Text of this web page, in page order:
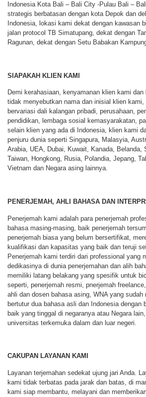
Indonesia Kota Bali – Bali City -Pulau Bali –
strategis berbatasan dengan kota Depok dan
Indonesia, lokasi kami dekat dengan kawasan
jalan protocol TB Simatupang, dekat dengan
Ragunan, dekat dengan Setu Babakan
SIAPAKAH KLIEN KAMI
Demi kerahasiaan, kenyamanan klien kami
tidak menyebutkan nama dan inisial klien
bervariasi dali kalangan pribadi, perusahaan,
pendidikan, lembaga sosial kemasyarakatan,
selain klien yang ada di Indonesia, klien kami
penjuru dunia seperti Singapura, Malasyia,
Arabia, UEA, Dubai, Kuwait, Kanada, Belanda,
Taiwan, Hongkong, Rusia, Polandia, Jepang,
Vietnam dan Negara asing lainnya.
PENERJEMAH, AHLI BAHASA DAN
Penerjemah kami adalah para penerjemah
bahasa masing-masing, baik penerjemah
penerjemah biasa yang belum bersertifikat,
kualifikasi dan kapasitas yang baik dan teruji
Penerjemah kami terdiri dari professional yang
dedikasinya di dunia penerjemahan dan alih
memiliki latang belakang yang spesifik untuk
seperti, penerjemah resmi, pnerjemah
ahli dan dosen bahasa asing, WNA yang sudah
bertutur dua bahasa asli dan Indonesia dengan
baik yang tinggal di negaranya atau Negara
universitas terkemuka dalam dan luar negeri.
CAKUPAN LAYANAN KAMI
Layanan terjemahan sedekat ujung jari Anda.
kami tidak terbatas pada jarak dan batas, di
kami siap membantu, melayani dan